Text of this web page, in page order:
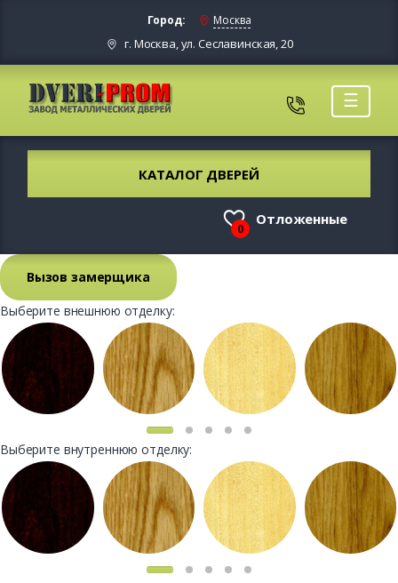
Город: Москва
г. Москва, ул. Сеславинская, 20
☰
КАТАЛОГ ДВЕРЕЙ
0
Отложенные
Вызов замерщика
Выберите внешнюю отделку:
Выберите внутреннюю отделку: